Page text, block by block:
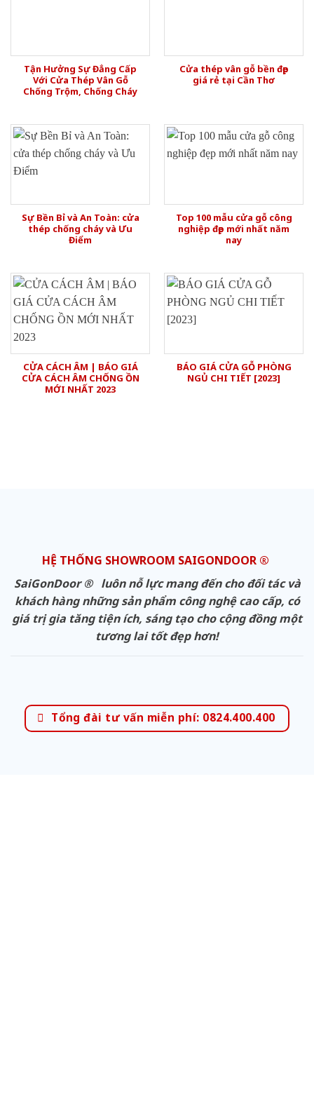
Tận Hưởng Sự Đẳng Cấp
Với Cửa Thép Vân Gỗ
Chống Trộm, Chống Cháy
Cửa thép vân gỗ bền đẹp
giá rẻ tại Cần Thơ
Sự Bền Bỉ và An Toàn: cửa
thép chống cháy và Ưu
Điểm
Top 100 mẫu cửa gỗ công
nghiệp đẹp mới nhất năm
nay
CỬA CÁCH ÂM | BÁO GIÁ
CỬA CÁCH ÂM CHỐNG ỒN
MỚI NHẤT 2023
BÁO GIÁ CỬA GỖ PHÒNG
NGỦ CHI TIẾT [2023]
HỆ THỐNG SHOWROOM SAIGONDOOR ®
SaiGonDoor ® luôn nỗ lực mang đến cho đối tác và
khách hàng những sản phẩm công nghệ cao cấp, có
giá trị gia tăng tiện ích, sáng tạo cho cộng đồng một
tương lai tốt đẹp hơn!
Tổng đài tư vấn miễn phí: 0824.400.400